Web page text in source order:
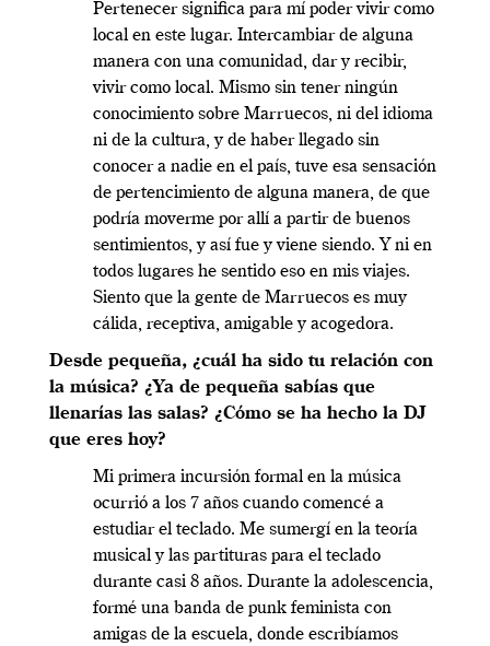
Pertenecer significa para mí poder vivir como
local en este lugar. Intercambiar de alguna
manera con una comunidad, dar y recibir,
vivir como local. Mismo sin tener ningún
conocimiento sobre Marruecos, ni del idioma
ni de la cultura, y de haber llegado sin
conocer a nadie en el país, tuve esa sensación
de pertencimiento de alguna manera, de que
podría moverme por allí a partir de buenos
sentimientos, y así fue y viene siendo. Y ni en
todos lugares he sentido eso en mis viajes.
Siento que la gente de Marruecos es muy
cálida, receptiva, amigable y acogedora.
Desde pequeña, ¿cuál ha sido tu relación con
la música? ¿Ya de pequeña sabías que
llenarías las salas? ¿Cómo se ha hecho la DJ
que eres hoy?
Mi primera incursión formal en la música
ocurrió a los 7 años cuando comencé a
estudiar el teclado. Me sumergí en la teoría
musical y las partituras para el teclado
durante casi 8 años. Durante la adolescencia,
formé una banda de punk feminista con
amigas de la escuela, donde escribíamos